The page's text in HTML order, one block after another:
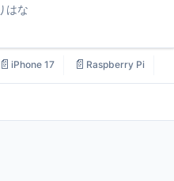
はな
📄 iPhone 17 📄 Raspberry Pi